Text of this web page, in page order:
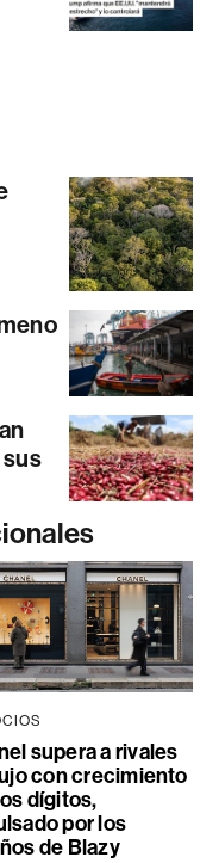
sus
supera a rivales
con crecimiento
dígitos,
por los
de Blazy